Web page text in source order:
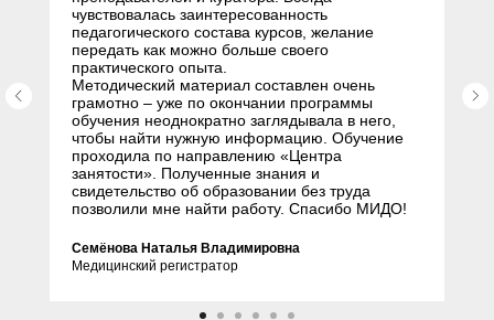
чувствовалась заинтересованность
педагогического состава курсов, желание
передать как можно больше своего
практического опыта.
Методический материал составлен очень
грамотно – уже по окончании программы
обучения неоднократно заглядывала в него,
чтобы найти нужную информацию. Обучение
проходила по направлению «Центра
занятости». Полученные знания и
свидетельство об образовании без труда
позволили мне найти работу. Спасибо МИДО!
Семёнова Наталья Владимировна
Медицинский регистратор